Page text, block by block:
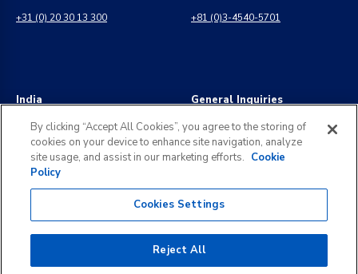
+31 (0) 20 30 13 300 +81 (0)3-4540-5701
India
8 Perungudi Industrial Estate
Perungudi, Chennai
600 096, India
General Inquiries
info@kldiscovery.com
+1 (888) 811-3789
©2026KLDiscovery. All rights reserved.
By clicking “Accept All Cookies”, you agree to the storing of
cookies on your device to enhance site navigation, analyze
site usage, and assist in our marketing efforts. Cookie
Policy
Cookies Settings
Reject All